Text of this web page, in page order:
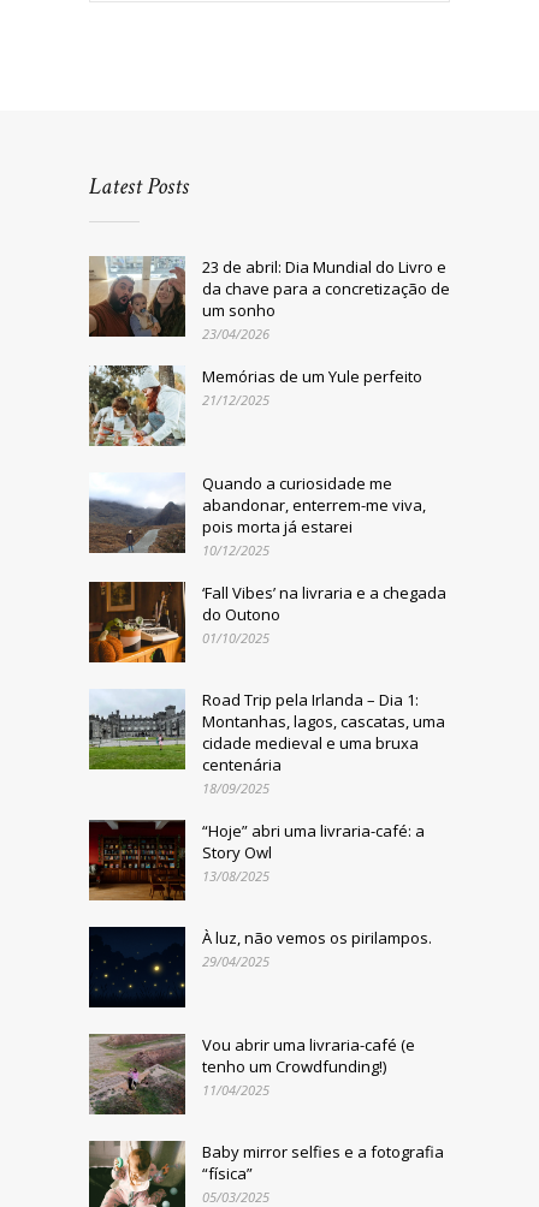
Latest Posts
23 de abril: Dia Mundial do Livro e
da chave para a concretização de
um sonho
23/04/2026
Memórias de um Yule perfeito
21/12/2025
Quando a curiosidade me
abandonar, enterrem-me viva,
pois morta já estarei
10/12/2025
‘Fall Vibes’ na livraria e a chegada
do Outono
01/10/2025
Road Trip pela Irlanda – Dia 1:
Montanhas, lagos, cascatas, uma
cidade medieval e uma bruxa
centenária
18/09/2025
“Hoje” abri uma livraria-café: a
Story Owl
13/08/2025
À luz, não vemos os pirilampos.
29/04/2025
Vou abrir uma livraria-café (e
tenho um Crowdfunding!)
11/04/2025
Baby mirror selfies e a fotografia
“física”
05/03/2025